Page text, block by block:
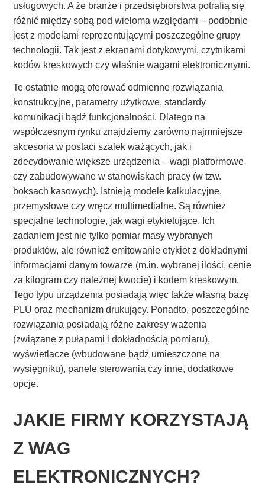
usługowych. A że branże i przedsiębiorstwa potrafią się
różnić między sobą pod wieloma względami – podobnie
jest z modelami reprezentującymi poszczególne grupy
technologii. Tak jest z ekranami dotykowymi, czytnikami
kodów kreskowych czy właśnie wagami elektronicznymi.
Te ostatnie mogą oferować odmienne rozwiązania
konstrukcyjne, parametry użytkowe, standardy
komunikacji bądź funkcjonalności. Dlatego na
współczesnym rynku znajdziemy zarówno najmniejsze
akcesoria w postaci szalek ważących, jak i
zdecydowanie większe urządzenia – wagi platformowe
czy zabudowywane w stanowiskach pracy (w tzw.
boksach kasowych). Istnieją modele kalkulacyjne,
przemysłowe czy wręcz multimedialne. Są również
specjalne technologie, jak wagi etykietujące. Ich
zadaniem jest nie tylko pomiar masy wybranych
produktów, ale również emitowanie etykiet z dokładnymi
informacjami danym towarze (m.in. wybranej ilości, cenie
za kilogram czy należnej kwocie) i kodem kreskowym.
Tego typu urządzenia posiadają więc także własną bazę
PLU oraz mechanizm drukujący. Ponadto, poszczególne
rozwiązania posiadają różne zakresy ważenia
(związane z pułapami i dokładnością pomiaru),
wyświetlacze (wbudowane bądź umieszczone na
wysięgniku), panele sterowania czy inne, dodatkowe
opcje.
JAKIE FIRMY KORZYSTAJĄ
Z WAG
ELEKTRONICZNYCH?